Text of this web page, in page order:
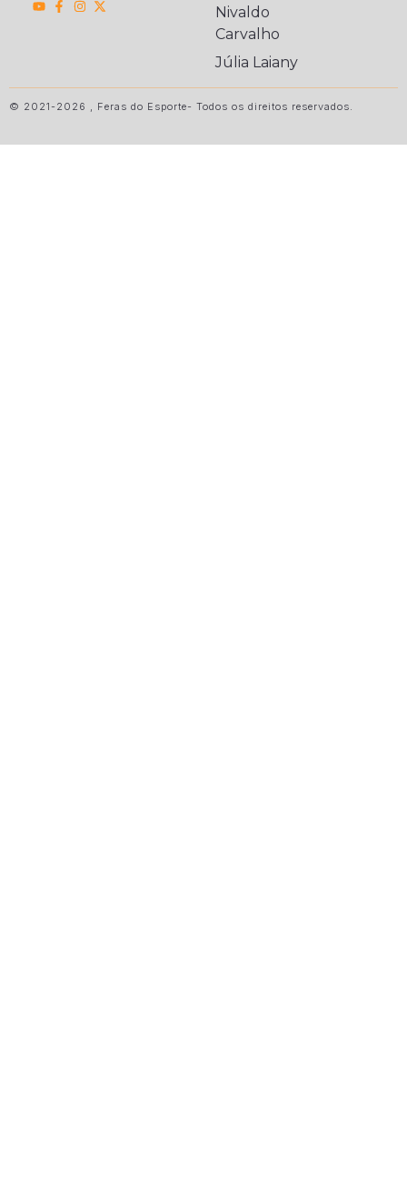
Nivaldo
Carvalho
Júlia Laiany
© 2021-2026 , Feras do Esporte- Todos os direitos reservados.